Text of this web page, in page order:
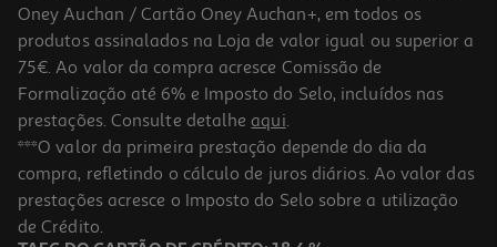
-10%
Livro Os Indomaveis F.c. No México Com Os Extraterrestres
10.98 €/un
12,20 € PVP de editor
10,98 €
Oney Auchan / Cartão Oney Auchan+, em todos os
produtos assinalados na Loja de valor igual ou superior a
75€. Ao valor da compra acresce Comissão de
Formalização até 6% e Imposto do Selo, incluídos nas
prestações. Consulte detalhe aqui.
***O valor da primeira prestação depende do dia da
compra, refletindo o cálculo de juros diários. Ao valor das
prestações acresce o Imposto do Selo sobre a utilização
de Crédito.